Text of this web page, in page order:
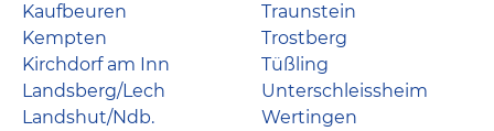
Kaufbeuren
Kempten
Kirchdorf am Inn
Landsberg/Lech
Landshut/Ndb.
Traunstein
Trostberg
Tüßling
Unterschleissheim
Wertingen